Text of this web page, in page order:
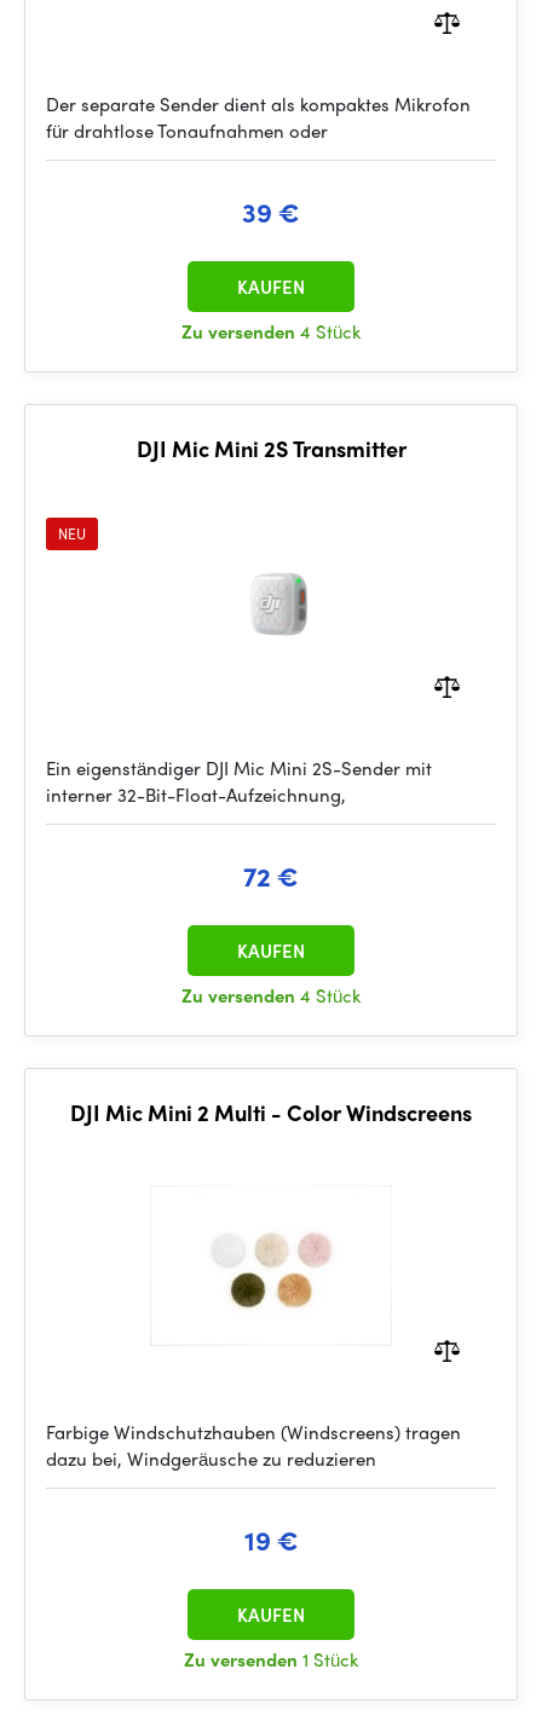
Der separate Sender dient als kompaktes Mikrofon
für drahtlose Tonaufnahmen oder
39 €
Zu versenden 4 Stück
KAUFEN
DJI Mic Mini 2S Transmitter
NEU
Ein eigenständiger DJI Mic Mini 2S-Sender mit
interner 32-Bit-Float-Aufzeichnung,
72 €
Zu versenden 4 Stück
KAUFEN
DJI Mic Mini 2 Multi - Color Windscreens
Farbige Windschutzhauben (Windscreens) tragen
dazu bei, Windgeräusche zu reduzieren
19 €
Zu versenden 1 Stück
KAUFEN